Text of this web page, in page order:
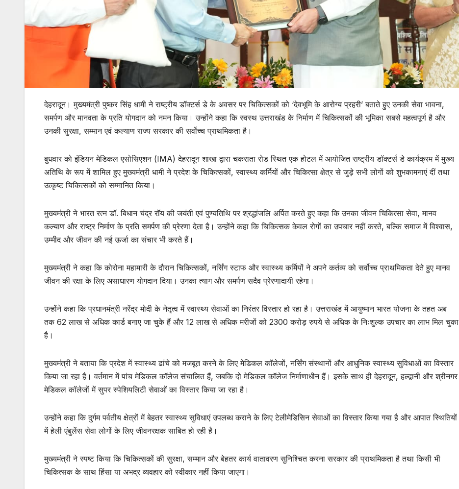
देहरादून। मुख्यमंत्री पुष्कर सिंह धामी ने राष्ट्रीय डॉक्टर्स डे के अवसर पर चिकित्सकों को ‘देवभूमि के आरोग्य प्रहरी’ बताते हुए उनकी सेवा भावना,
समर्पण और मानवता के प्रति योगदान को नमन किया। उन्होंने कहा कि स्वस्थ उत्तराखंड के निर्माण में चिकित्सकों की भूमिका सबसे महत्वपूर्ण है और
उनकी सुरक्षा, सम्मान एवं कल्याण राज्य सरकार की सर्वोच्च प्राथमिकता है।
बुधवार को इंडियन मेडिकल एसोसिएशन (IMA) देहरादून शाखा द्वारा चकराता रोड स्थित एक होटल में आयोजित राष्ट्रीय डॉक्टर्स डे कार्यक्रम में मुख्य
अतिथि के रूप में शामिल हुए मुख्यमंत्री धामी ने प्रदेश के चिकित्सकों, स्वास्थ्य कर्मियों और चिकित्सा क्षेत्र से जुड़े सभी लोगों को शुभकामनाएं दीं तथा
उत्कृष्ट चिकित्सकों को सम्मानित किया।
मुख्यमंत्री ने भारत रत्न डॉ. बिधान चंद्र रॉय की जयंती एवं पुण्यतिथि पर श्रद्धांजलि अर्पित करते हुए कहा कि उनका जीवन चिकित्सा सेवा, मानव
कल्याण और राष्ट्र निर्माण के प्रति समर्पण की प्रेरणा देता है। उन्होंने कहा कि चिकित्सक केवल रोगों का उपचार नहीं करते, बल्कि समाज में विश्वास,
उम्मीद और जीवन की नई ऊर्जा का संचार भी करते हैं।
मुख्यमंत्री ने कहा कि कोरोना महामारी के दौरान चिकित्सकों, नर्सिंग स्टाफ और स्वास्थ्य कर्मियों ने अपने कर्तव्य को सर्वोच्च प्राथमिकता देते हुए मानव
जीवन की रक्षा के लिए असाधारण योगदान दिया। उनका त्याग और समर्पण सदैव प्रेरणादायी रहेगा।
उन्होंने कहा कि प्रधानमंत्री नरेंद्र मोदी के नेतृत्व में स्वास्थ्य सेवाओं का निरंतर विस्तार हो रहा है। उत्तराखंड में आयुष्मान भारत योजना के तहत अब
तक 62 लाख से अधिक कार्ड बनाए जा चुके हैं और 12 लाख से अधिक मरीजों को 2300 करोड़ रुपये से अधिक के निःशुल्क उपचार का लाभ मिल चुका
है।
मुख्यमंत्री ने बताया कि प्रदेश में स्वास्थ्य ढांचे को मजबूत करने के लिए मेडिकल कॉलेजों, नर्सिंग संस्थानों और आधुनिक स्वास्थ्य सुविधाओं का विस्तार
किया जा रहा है। वर्तमान में पांच मेडिकल कॉलेज संचालित हैं, जबकि दो मेडिकल कॉलेज निर्माणाधीन हैं। इसके साथ ही देहरादून, हल्द्वानी और श्रीनगर
मेडिकल कॉलेजों में सुपर स्पेशियलिटी सेवाओं का विस्तार किया जा रहा है।
उन्होंने कहा कि दुर्गम पर्वतीय क्षेत्रों में बेहतर स्वास्थ्य सुविधाएं उपलब्ध कराने के लिए टेलीमेडिसिन सेवाओं का विस्तार किया गया है और आपात स्थितियों
में हेली एंबुलेंस सेवा लोगों के लिए जीवनरक्षक साबित हो रही है।
मुख्यमंत्री ने स्पष्ट किया कि चिकित्सकों की सुरक्षा, सम्मान और बेहतर कार्य वातावरण सुनिश्चित करना सरकार की प्राथमिकता है तथा किसी भी
चिकित्सक के साथ हिंसा या अभद्र व्यवहार को स्वीकार नहीं किया जाएगा।